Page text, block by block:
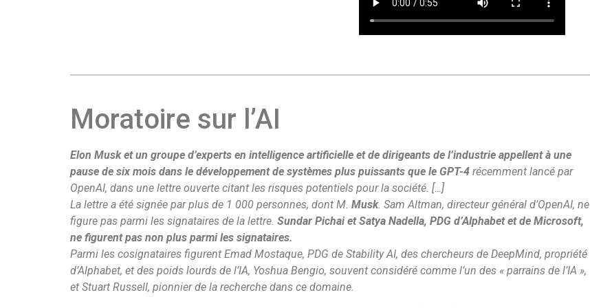
Moratoire sur l’AI
Elon Musk et un groupe d’experts en intelligence artificielle et de dirigeants de l’industrie appellent à une
pause de six mois dans le développement de systèmes plus puissants que le GPT-4 récemment lancé par
OpenAI, dans une lettre ouverte citant les risques potentiels pour la société. […]
La lettre a été signée par plus de 1 000 personnes, dont M. Musk. Sam Altman, directeur général d’OpenAI, ne
figure pas parmi les signataires de la lettre. Sundar Pichai et Satya Nadella, PDG d’Alphabet et de Microsoft,
ne figurent pas non plus parmi les signataires.
Parmi les cosignataires figurent Emad Mostaque, PDG de Stability AI, des chercheurs de DeepMind, propriété
d’Alphabet, et des poids lourds de l’IA, Yoshua Bengio, souvent considéré comme l’un des « parrains de l’IA »,
et Stuart Russell, pionnier de la recherche dans ce domaine.